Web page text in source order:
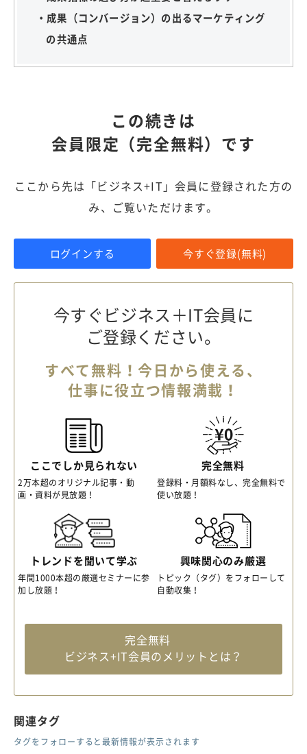
・成果（コンバージョン）の出るマーケティング
の共通点
この続きは
会員限定（完全無料）です
ここから先は「ビジネス+IT」会員に登録された方の
み、ご覧いただけます。
ログインする 今すぐ登録(無料)
今すぐビジネス＋IT会員に
ご登録ください。
すべて無料！今日から使える、
仕事に役立つ情報満載！
ここでしか見られない
2万本超のオリジナル記事・動
画・資料が見放題！
完全無料
登録料・月額料なし、完全無料で
使い放題！
トレンドを聞いて学ぶ
年間1000本超の厳選セミナーに参
加し放題！
興味関心のみ厳選
トピック（タグ）をフォローして
自動収集！
完全無料
ビジネス+IT会員のメリットとは？
関連タグ
タグをフォローすると最新情報が表示されます